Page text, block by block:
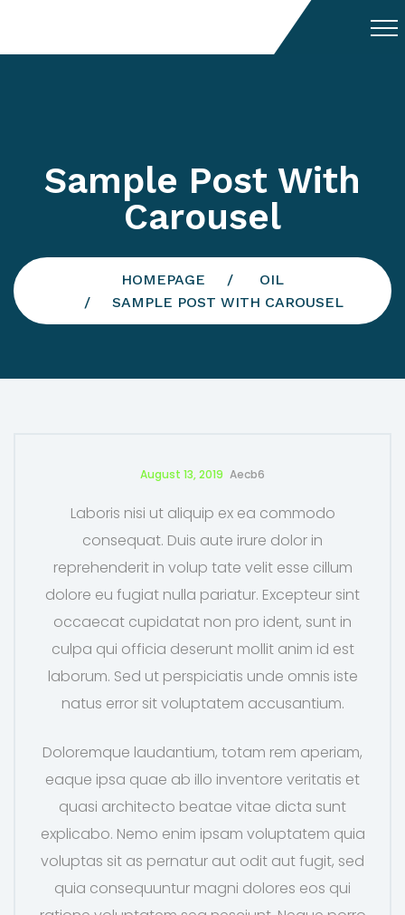
Sample Post With
Carousel
HOMEPAGE
OIL
SAMPLE POST WITH CAROUSEL
August 13, 2019 Aecb6
Laboris nisi ut aliquip ex ea commodo
consequat. Duis aute irure dolor in
reprehenderit in volup tate velit esse cillum
dolore eu fugiat nulla pariatur. Excepteur sint
occaecat cupidatat non pro ident, sunt in
culpa qui officia deserunt mollit anim id est
laborum. Sed ut perspiciatis unde omnis iste
natus error sit voluptatem accusantium.
Doloremque laudantium, totam rem aperiam,
eaque ipsa quae ab illo inventore veritatis et
quasi architecto beatae vitae dicta sunt
explicabo. Nemo enim ipsam voluptatem quia
voluptas sit as pernatur aut odit aut fugit, sed
quia consequuntur magni dolores eos qui